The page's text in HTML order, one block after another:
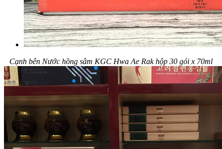
Cạnh bên Nước hồng sâm KGC Hwa Ae Rak hộp 30 gói x 70ml